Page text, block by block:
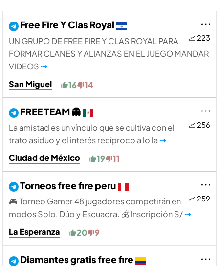
📈 223
Free Fire Y Clas Royal
UN GRUPO DE FREE FIRE Y CLAS ROYAL PARA
FORMAR CLANES Y ALIANZAS EN EL JUEGO MANDAR
VIDEOS ⇢
San Miguel
16 14
📈 256
FREE TEAM 👻
La amistad es un vínculo que se cultiva con el
trato asiduo y el interés recíproco a lo la ⇢
Ciudad de México
19 11
📈 259
Torneos free fire peru
🎮 Torneo Gamer 48 jugadores competirán en
modos Solo, Dúo y Escuadra. 💰 Inscripción S/⇢
La Esperanza
20 9
Diamantes gratis free fire